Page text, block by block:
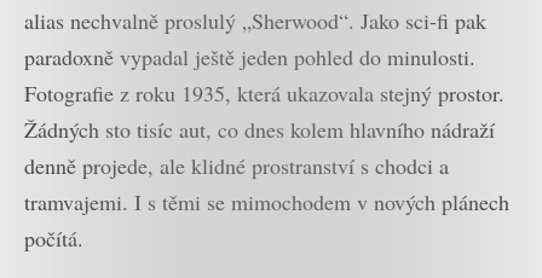
alias nechvalně proslulý „Sherwood“. Jako sci-fi pak
paradoxně vypadal ještě jeden pohled do minulosti.
Fotografie z roku 1935, která ukazovala stejný prostor.
Žádných sto tisíc aut, co dnes kolem hlavního nádraží
denně projede, ale klidné prostranství s chodci a
tramvajemi. I s těmi se mimochodem v nových plánech
počítá.